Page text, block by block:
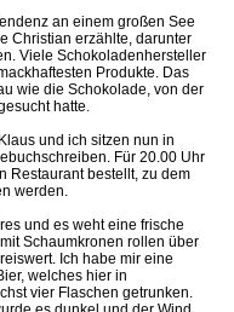
an einem großen See
Christian erzählte, darunter
Viele Schokoladenhersteller
Produkte. Das
wie die Schokolade, von der
hatte.
und ich sitzen nun in
Für 20.00 Uhr
Restaurant bestellt, zu dem
werden.
und es weht eine frische
Schaumkronen rollen über
Ich habe mir eine
welches hier in
vier Flaschen getrunken.